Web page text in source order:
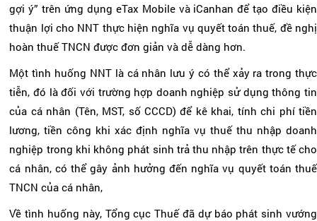
gợi ý” trên ứng dụng eTax Mobile và iCanhan để tạo điều kiện
thuận lợi cho NNT thực hiện nghĩa vụ quyết toán thuế, đề nghị
hoàn thuế TNCN được đơn giản và dễ dàng hơn.
Một tình huống NNT là cá nhân lưu ý có thể xảy ra trong thực
tiễn, đó là đối với trường hợp doanh nghiệp sử dụng thông tin
của cá nhân (Tên, MST, số CCCD) để kê khai, tính chi phí tiền
lương, tiền công khi xác định nghĩa vụ thuế thu nhập doanh
nghiệp trong khi không phát sinh trả thu nhập trên thực tế cho
cá nhân, có thể gây ảnh hưởng đến nghĩa vụ quyết toán thuế
TNCN của cá nhân,
Về tình huống này, Tổng cục Thuế đã dự báo phát sinh vướng